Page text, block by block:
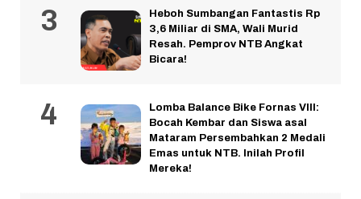
Heboh Sumbangan Fantastis Rp
3,6 Miliar di SMA, Wali Murid
Resah. Pemprov NTB Angkat
Bicara!
Lomba Balance Bike Fornas VIII:
Bocah Kembar dan Siswa asal
Mataram Persembahkan 2 Medali
Emas untuk NTB. Inilah Profil
Mereka!